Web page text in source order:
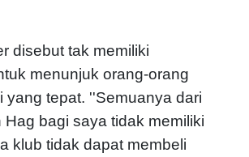
disebut tak memiliki
menunjuk orang-orang
yang tepat. ''Semuanya dari
Hag bagi saya tidak memiliki
klub tidak dapat membeli